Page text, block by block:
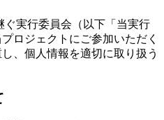
ぐ実行委員会（以下「当実行
ロジェクトにご参加いただく
、個人情報を適切に取り扱う